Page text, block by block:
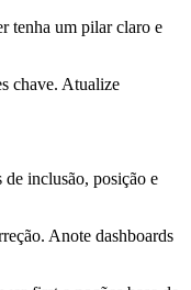
tenha um pilar claro e
chave. Atualize
inclusão, posição e
Anote dashboards